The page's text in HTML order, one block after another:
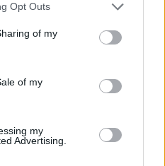
Opt Outs
of my
of my
my
Advertising.
un projecte estratègic que
turisme i